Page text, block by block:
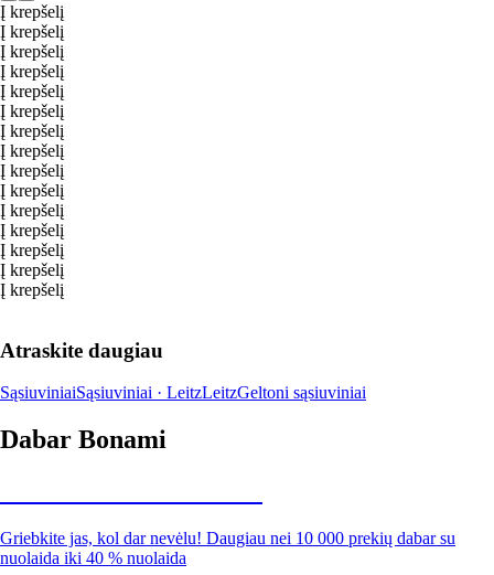
Į krepšelį
Į krepšelį
Į krepšelį
Į krepšelį
Į krepšelį
Į krepšelį
Į krepšelį
Į krepšelį
Į krepšelį
Į krepšelį
Į krepšelį
Į krepšelį
Į krepšelį
Į krepšelį
Į krepšelį
Atraskite daugiau
SąsiuviniaiSąsiuviniai · LeitzLeitzGeltoni sąsiuviniai
Dabar Bonami
Griebkite jas, kol dar nevėlu! Daugiau nei 10 000 prekių dabar su
nuolaida iki 40 % nuolaida